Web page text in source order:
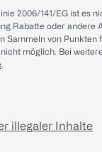
2006/141/EG ist es
Rabatte oder andere
Sammeln von
möglich. Bei
.
illegaler Inhalte